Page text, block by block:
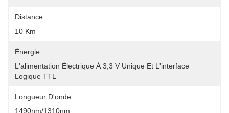
Distance:
10 Km
Énergie:
L'alimentation Électrique À 3,3 V Unique Et L'interface
Logique TTL
Longueur D'onde:
1490nm/1310nm